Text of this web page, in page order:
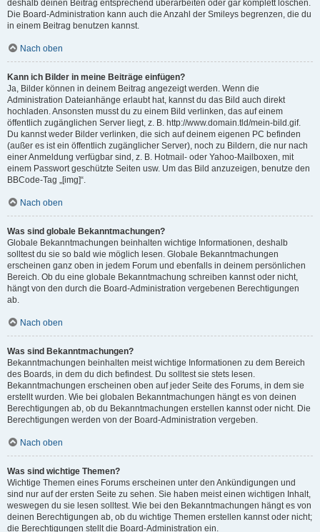
deshalb deinen Beitrag entsprechend überarbeiten oder gar komplett löschen.
Die Board-Administration kann auch die Anzahl der Smileys begrenzen, die du
in einem Beitrag benutzen kannst.
Nach oben
Kann ich Bilder in meine Beiträge einfügen?
Ja, Bilder können in deinem Beitrag angezeigt werden. Wenn die
Administration Dateianhänge erlaubt hat, kannst du das Bild auch direkt
hochladen. Ansonsten musst du zu einem Bild verlinken, das auf einem
öffentlich zugänglichen Server liegt, z. B. http://www.domain.tld/mein-bild.gif.
Du kannst weder Bilder verlinken, die sich auf deinem eigenen PC befinden
(außer es ist ein öffentlich zugänglicher Server), noch zu Bildern, die nur nach
einer Anmeldung verfügbar sind, z. B. Hotmail- oder Yahoo-Mailboxen, mit
einem Passwort geschützte Seiten usw. Um das Bild anzuzeigen, benutze den
BBCode-Tag „[img]“.
Nach oben
Was sind globale Bekanntmachungen?
Globale Bekanntmachungen beinhalten wichtige Informationen, deshalb
solltest du sie so bald wie möglich lesen. Globale Bekanntmachungen
erscheinen ganz oben in jedem Forum und ebenfalls in deinem persönlichen
Bereich. Ob du eine globale Bekanntmachung schreiben kannst oder nicht,
hängt von den durch die Board-Administration vergebenen Berechtigungen
ab.
Nach oben
Was sind Bekanntmachungen?
Bekanntmachungen beinhalten meist wichtige Informationen zu dem Bereich
des Boards, in dem du dich befindest. Du solltest sie stets lesen.
Bekanntmachungen erscheinen oben auf jeder Seite des Forums, in dem sie
erstellt wurden. Wie bei globalen Bekanntmachungen hängt es von deinen
Berechtigungen ab, ob du Bekanntmachungen erstellen kannst oder nicht. Die
Berechtigungen werden von der Board-Administration vergeben.
Nach oben
Was sind wichtige Themen?
Wichtige Themen eines Forums erscheinen unter den Ankündigungen und
sind nur auf der ersten Seite zu sehen. Sie haben meist einen wichtigen Inhalt,
weswegen du sie lesen solltest. Wie bei den Bekanntmachungen hängt es von
deinen Berechtigungen ab, ob du wichtige Themen erstellen kannst oder nicht;
die Berechtigungen stellt die Board-Administration ein.